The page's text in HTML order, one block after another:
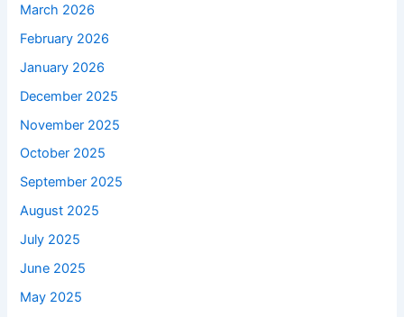
March 2026
February 2026
January 2026
December 2025
November 2025
October 2025
September 2025
August 2025
July 2025
June 2025
May 2025